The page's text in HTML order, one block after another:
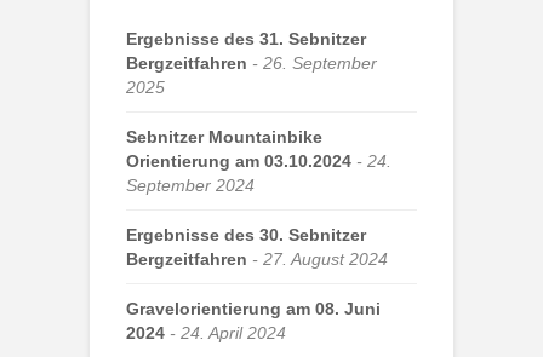
Ergebnisse des 31. Sebnitzer
Bergzeitfahren
26. September
2025
Sebnitzer Mountainbike
Orientierung am 03.10.2024
24.
September 2024
Ergebnisse des 30. Sebnitzer
Bergzeitfahren
27. August 2024
Gravelorientierung am 08. Juni
2024
24. April 2024